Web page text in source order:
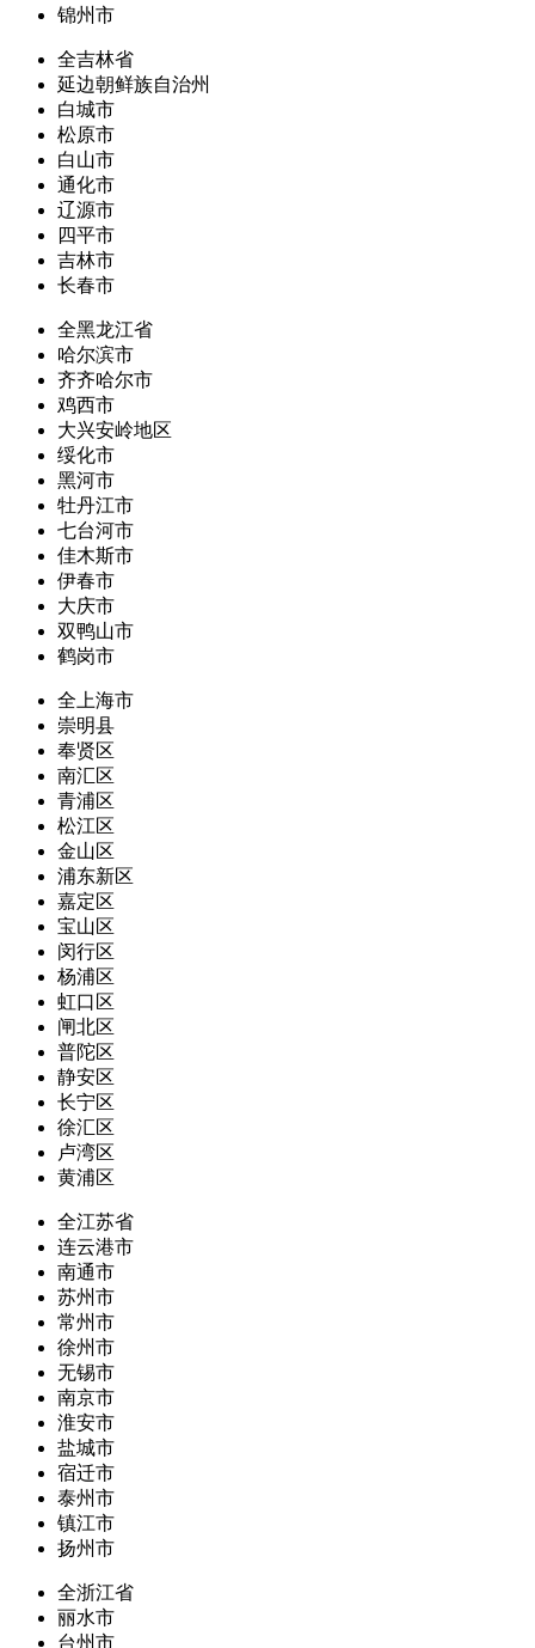
锦州市
全吉林省
延边朝鲜族自治州
白城市
松原市
白山市
通化市
辽源市
四平市
吉林市
长春市
全黑龙江省
哈尔滨市
齐齐哈尔市
鸡西市
大兴安岭地区
绥化市
黑河市
牡丹江市
七台河市
佳木斯市
伊春市
大庆市
双鸭山市
鹤岗市
全上海市
崇明县
奉贤区
南汇区
青浦区
松江区
金山区
浦东新区
嘉定区
宝山区
闵行区
杨浦区
虹口区
闸北区
普陀区
静安区
长宁区
徐汇区
卢湾区
黄浦区
全江苏省
连云港市
南通市
苏州市
常州市
徐州市
无锡市
南京市
淮安市
盐城市
宿迁市
泰州市
镇江市
扬州市
全浙江省
丽水市
台州市